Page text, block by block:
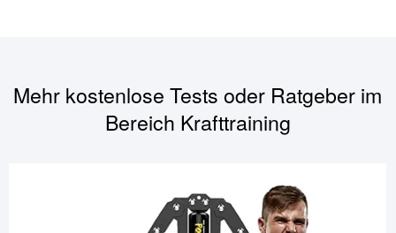
Mehr kostenlose Tests oder Ratgeber im
Bereich Krafttraining